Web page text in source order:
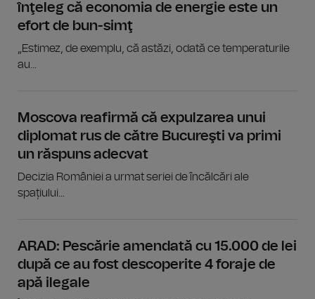
înţeleg că economia de energie este un
efort de bun-simţ
„Estimez, de exemplu, că astăzi, odată ce temperaturile
au...
Moscova reafirmă că expulzarea unui
diplomat rus de către Bucureşti va primi
un răspuns adecvat
Decizia României a urmat seriei de încălcări ale
spațiului...
ARAD: Pescărie amendată cu 15.000 de lei
după ce au fost descoperite 4 foraje de
apă ilegale